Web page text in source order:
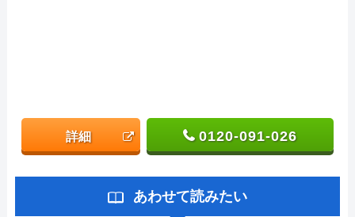
詳細 0120-091-026
あわせて読みたい